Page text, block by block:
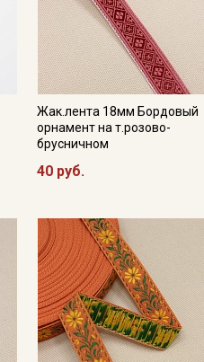
Жак.лента 18мм Бордовый
орнамент на т.розово-
брусничном
40 руб.